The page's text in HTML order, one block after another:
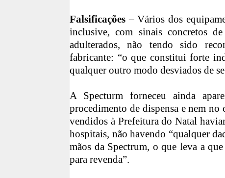
Falsificações – Vários dos
inclusive, com sinais concretos
adulterados, não tendo sido
fabricante: “o que constitui forte
qualquer outro modo desviados de
A Specturm forneceu ainda
procedimento de dispensa e nem no
vendidos à Prefeitura do Natal
hospitais, não havendo “qualquer
mãos da Spectrum, o que leva a
para revenda”.